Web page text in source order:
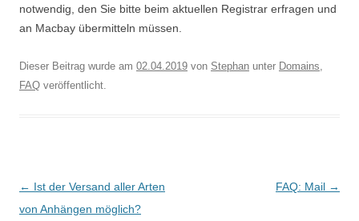
notwendig, den Sie bitte beim aktuellen Registrar erfragen und
an Macbay übermitteln müssen.
Dieser Beitrag wurde am 02.04.2019 von Stephan unter Domains,
FAQ veröffentlicht.
Beitragsnavigation
← Ist der Versand aller Arten
von Anhängen möglich?
FAQ: Mail →